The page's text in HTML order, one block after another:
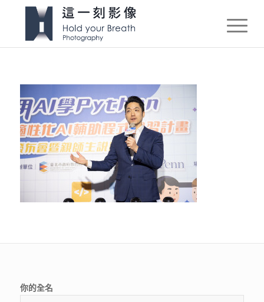
你的全名